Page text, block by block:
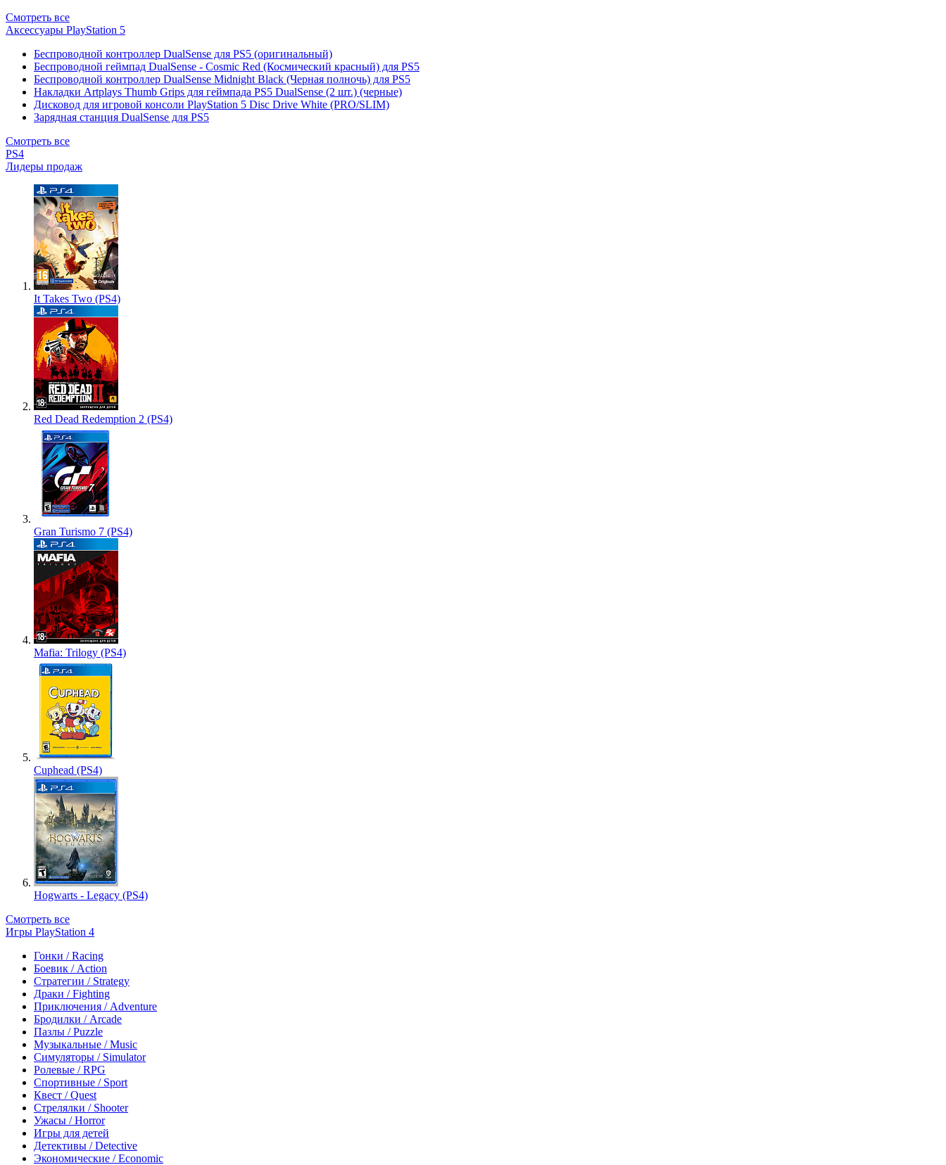
Смотреть все
Аксессуары PlayStation 5
Беспроводной контроллер DualSense для PS5 (оригинальный)
Беспроводной геймпад DualSense - Cosmic Red (Космический красный) для PS5
Беспроводной контроллер DualSense Midnight Black (Черная полночь) для PS5
Накладки Artplays Thumb Grips для геймпада PS5 DualSense (2 шт.) (черные)
Дисковод для игровой консоли PlayStation 5 Disc Drive White (PRO/SLIM)
Зарядная станция DualSense для PS5
Смотреть все
PS4
Лидеры продаж
It Takes Two (PS4)
Red Dead Redemption 2 (PS4)
Gran Turismo 7 (PS4)
Mafia: Trilogy (PS4)
Cuphead (PS4)
Hogwarts - Legacy (PS4)
Смотреть все
Игры PlayStation 4
Гонки / Racing
Боевик / Action
Стратегии / Strategy
Драки / Fighting
Приключения / Adventure
Бродилки / Arcade
Пазлы / Puzzle
Музыкальные / Music
Симуляторы / Simulator
Ролевые / RPG
Спортивные / Sport
Квест / Quest
Стрелялки / Shooter
Ужасы / Horror
Игры для детей
Детективы / Detective
Экономические / Economic